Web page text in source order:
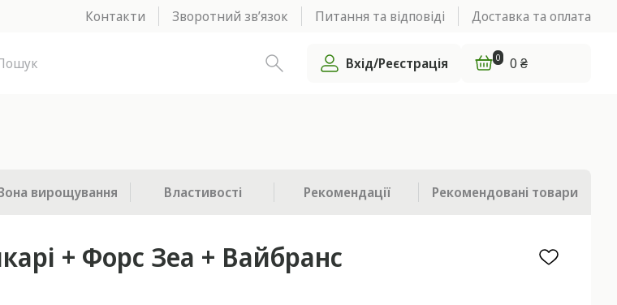
Контакти Зворотний зв’язок Питання та відповіді Доставка та оплата
Вхід/Реєстрація 0 0 ₴
вирощування Властивості Рекомендації Рекомендовані товари
+ Форс Зеа + Вайбранс